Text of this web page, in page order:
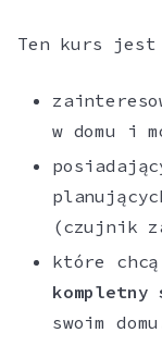
Ten kurs jest
w domu i
(czujnik
które
kompletny
swoim